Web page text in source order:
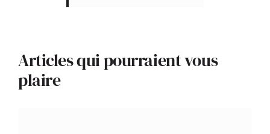
Articles qui pourraient vous
plaire